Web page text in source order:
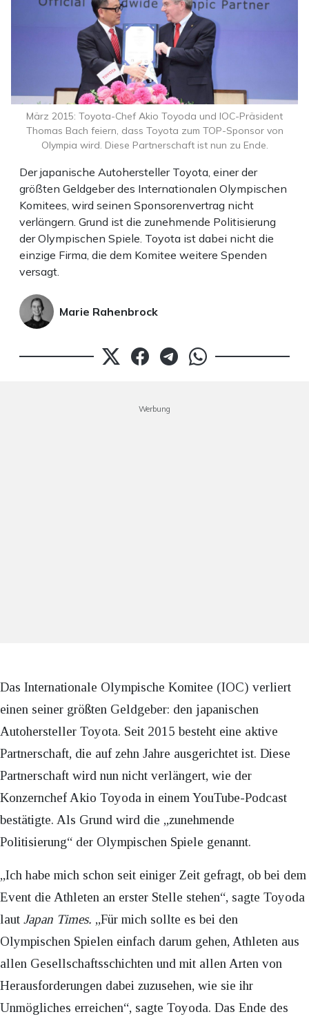
Der japanische Autohersteller Toyota, einer der
größten Geldgeber des Internationalen Olympischen
Komitees, wird seinen Sponsorenvertrag nicht
verlängern. Grund ist die zunehmende Politisierung
der Olympischen Spiele. Toyota ist dabei nicht die
einzige Firma, die dem Komitee weitere Spenden
versagt.
Marie Rahenbrock
März 2015: Toyota-Chef Akio Toyoda und IOC-Präsident
Thomas Bach feiern, dass Toyota zum TOP-Sponsor von
Olympia wird. Diese Partnerschaft ist nun zu Ende.
Werbung
Das Internationale Olympische Komitee (IOC) verliert
einen seiner größten Geldgeber: den japanischen
Autohersteller Toyota. Seit 2015 besteht eine aktive
Partnerschaft, die auf zehn Jahre ausgerichtet ist. Diese
Partnerschaft wird nun nicht verlängert, wie der
Konzernchef Akio Toyoda in einem YouTube-Podcast
bestätigte. Als Grund wird die „zunehmende
Politisierung“ der Olympischen Spiele genannt.
„Ich habe mich schon seit einiger Zeit gefragt, ob bei dem
Event die Athleten an erster Stelle stehen“, sagte Toyoda
laut Japan Times. „Für mich sollte es bei den
Olympischen Spielen einfach darum gehen, Athleten aus
allen Gesellschaftsschichten und mit allen Arten von
Herausforderungen dabei zuzusehen, wie sie ihr
Unmögliches erreichen“, sagte Toyoda. Das Ende des